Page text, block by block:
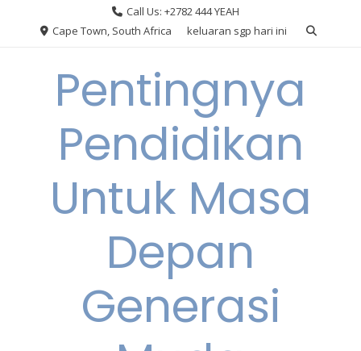
Call Us: +2782 444 YEAH
Cape Town, South Africa
keluaran sgp hari ini
Pentingnya
Pendidikan
Untuk Masa
Depan
Generasi